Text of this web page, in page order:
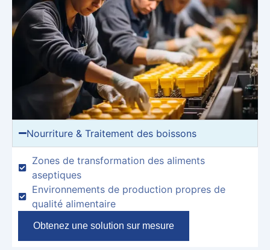
Nourriture & Traitement des boissons
Zones de transformation des aliments
aseptiques
Environnements de production propres de
qualité alimentaire
Obtenez une solution sur mesure